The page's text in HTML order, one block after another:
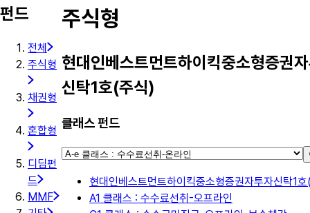
펀드
전체
주식형
채권형
혼합형
디딤펀
드
MMF
주식형
현대인베스트먼트하이킥중소형증권
신탁1호(주식)
클래스 펀드
현대인베스트먼트하이킥중소형증권자투자신탁1
A1 클래스 : 수수료선취-오프라인